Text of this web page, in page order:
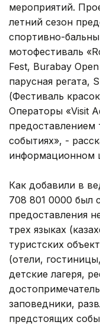
мероприятий.
летний сезон
спортивно-
мотофестиваль
Fest, Burabay
парусная регата,
(Фестиваль
Операторы «Visit
событиях», -
информационном
Как добавили в
708 801 0000 был
предоставления
трех языках
туристских
(отели,
детские лагеря,
заповедники,
предстоящих